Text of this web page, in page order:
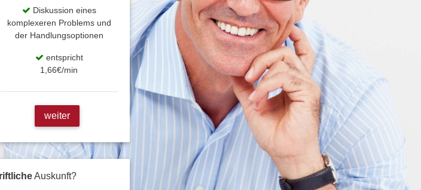
Diskussion eines
komplexeren Problems und
der Handlungsoptionen
entspricht
1,66€/min
weiter
Auskunft?